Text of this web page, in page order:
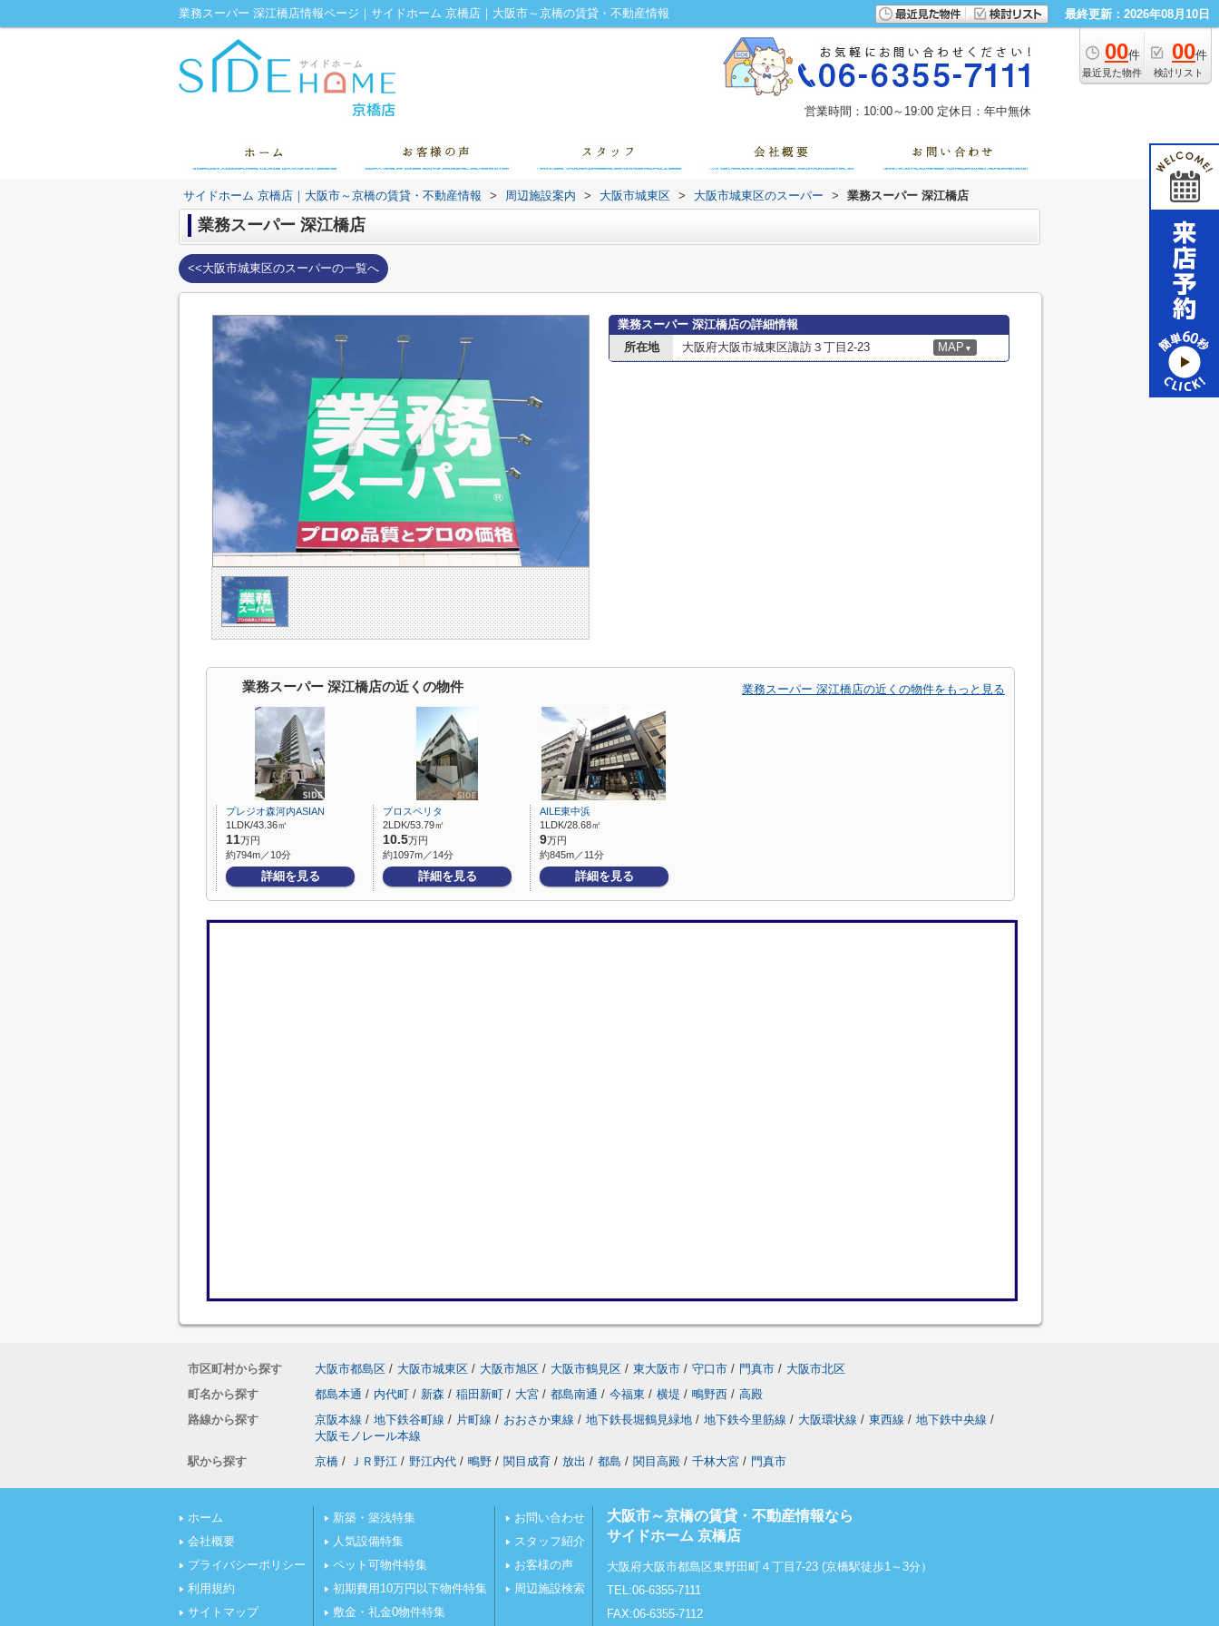
業務スーパー 深江橋店情報ページ｜サイドホーム 京橋店｜大阪市～京橋の賃貸・不動産情報 最終更新：2026年08月10日
00件
最近見た物件
00件
検討リスト
営業時間：10:00～19:00 定休日：年中無休
サイドホーム 京橋店｜大阪市～京橋の賃貸・不動産情報 > 周辺施設案内 > 大阪市城東区 > 大阪市城東区のスーパー > 業務スーパー 深江橋店
業務スーパー 深江橋店
<<大阪市城東区のスーパーの一覧へ
業務スーパー 深江橋店の詳細情報
所在地
大阪府大阪市城東区諏訪３丁目2-23 MAP ▼
業務スーパー 深江橋店の近くの物件 業務スーパー 深江橋店の近くの物件をもっと見る
プレジオ森河内ASIAN
1LDK/43.36㎡
11万円
約794m／10分
詳細を見る
プロスペリタ
2LDK/53.79㎡
10.5万円
約1097m／14分
詳細を見る
AILE東中浜
1LDK/28.68㎡
9万円
約845m／11分
詳細を見る
市区町村から探す 大阪市都島区 / 大阪市城東区 / 大阪市旭区 / 大阪市鶴見区 / 東大阪市 / 守口市 / 門真市 / 大阪市北区
町名から探す
都島本通 / 内代町 / 新森 / 稲田新町 / 大宮 / 都島南通 / 今福東 / 横堤 / 鴫野西 / 高殿
路線から探す
京阪本線 / 地下鉄谷町線 / 片町線 / おおさか東線 / 地下鉄長堀鶴見緑地 / 地下鉄今里筋線 / 大阪環状線 / 東西線 / 地下鉄中央線 /
大阪モノレール本線
駅から探す
京橋 / ＪＲ野江 / 野江内代 / 鴫野 / 関目成育 / 放出 / 都島 / 関目高殿 / 千林大宮 / 門真市
ホーム
会社概要
プライバシーポリシー
利用規約
サイトマップ
新築・築浅特集
人気設備特集
ペット可物件特集
初期費用10万円以下物件特集
敷金・礼金0物件特集
お問い合わせ
スタッフ紹介
お客様の声
周辺施設検索
大阪市～京橋の賃貸・不動産情報なら
サイドホーム 京橋店
大阪府大阪市都島区東野田町４丁目7-23 (京橋駅徒歩1～3分）
TEL:06-6355-7111
FAX:06-6355-7112